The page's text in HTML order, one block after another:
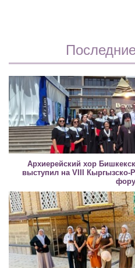
Архиерейский хор
выступил на VIII Кыргызско-